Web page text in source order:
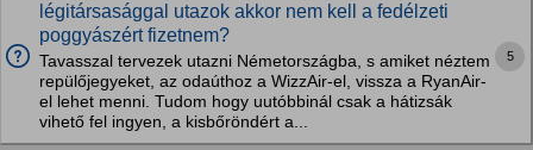
légitársasággal utazok akkor nem kell a fedélzeti
poggyászért fizetnem?
Tavasszal tervezek utazni Németországba, s amiket néztem
repülőjegyeket, az odaúthoz a WizzAir-el, vissza a RyanAir-
el lehet menni. Tudom hogy uutóbbinál csak a hátizsák
vihető fel ingyen, a kisbőröndért a...
5